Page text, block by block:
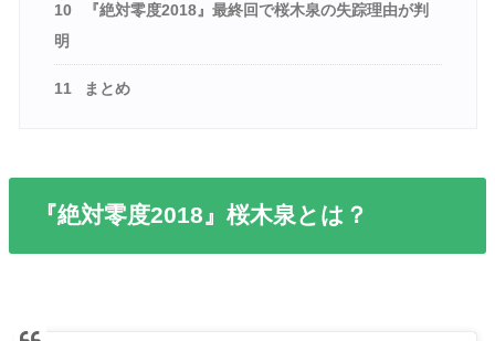
10
『絶対零度2018』最終回で桜木泉の失踪理由が判
明
11 まとめ
『絶対零度2018』桜木泉とは？